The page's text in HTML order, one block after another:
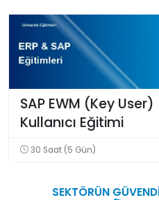
SAP EWM (Key User)
Kullanıcı Eğitimi
30 Saat (5 Gün)
SEKTÖRÜN